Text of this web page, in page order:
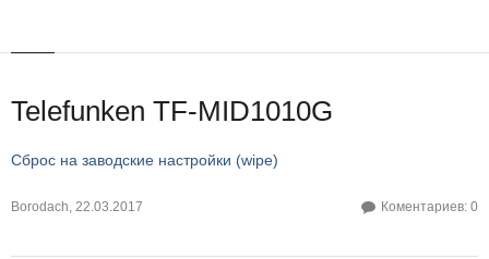
Telefunken TF-MID1010G
Сброс на заводские настройки (wipe)
Borodach, 22.03.2017 Коментариев: 0